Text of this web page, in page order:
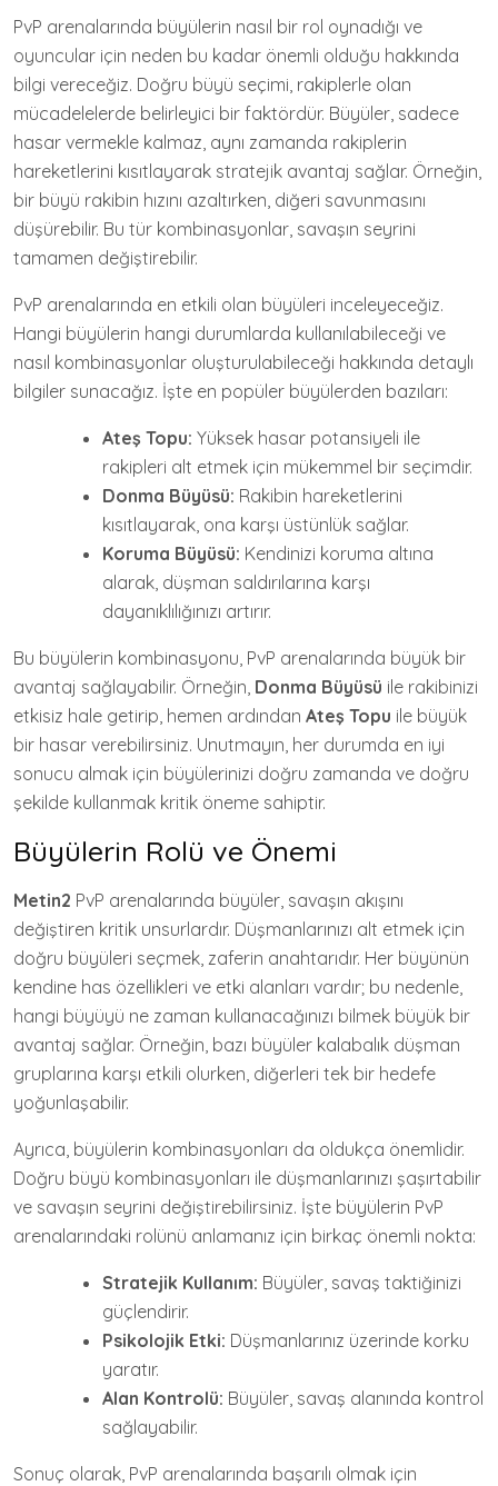
PvP arenalarında büyülerin nasıl bir rol oynadığı ve
oyuncular için neden bu kadar önemli olduğu hakkında
bilgi vereceğiz. Doğru büyü seçimi, rakiplerle olan
mücadelelerde belirleyici bir faktördür. Büyüler, sadece
hasar vermekle kalmaz, aynı zamanda rakiplerin
hareketlerini kısıtlayarak stratejik avantaj sağlar. Örneğin,
bir büyü rakibin hızını azaltırken, diğeri savunmasını
düşürebilir. Bu tür kombinasyonlar, savaşın seyrini
tamamen değiştirebilir.
PvP arenalarında en etkili olan büyüleri inceleyeceğiz.
Hangi büyülerin hangi durumlarda kullanılabileceği ve
nasıl kombinasyonlar oluşturulabileceği hakkında detaylı
bilgiler sunacağız. İşte en popüler büyülerden bazıları:
Ateş Topu: Yüksek hasar potansiyeli ile
rakipleri alt etmek için mükemmel bir seçimdir.
Donma Büyüsü: Rakibin hareketlerini
kısıtlayarak, ona karşı üstünlük sağlar.
Koruma Büyüsü: Kendinizi koruma altına
alarak, düşman saldırılarına karşı
dayanıklılığınızı artırır.
Bu büyülerin kombinasyonu, PvP arenalarında büyük bir
avantaj sağlayabilir. Örneğin, Donma Büyüsü ile rakibinizi
etkisiz hale getirip, hemen ardından Ateş Topu ile büyük
bir hasar verebilirsiniz. Unutmayın, her durumda en iyi
sonucu almak için büyülerinizi doğru zamanda ve doğru
şekilde kullanmak kritik öneme sahiptir.
Büyülerin Rolü ve Önemi
Metin2 PvP arenalarında büyüler, savaşın akışını
değiştiren kritik unsurlardır. Düşmanlarınızı alt etmek için
doğru büyüleri seçmek, zaferin anahtarıdır. Her büyünün
kendine has özellikleri ve etki alanları vardır; bu nedenle,
hangi büyüyü ne zaman kullanacağınızı bilmek büyük bir
avantaj sağlar. Örneğin, bazı büyüler kalabalık düşman
gruplarına karşı etkili olurken, diğerleri tek bir hedefe
yoğunlaşabilir.
Ayrıca, büyülerin kombinasyonları da oldukça önemlidir.
Doğru büyü kombinasyonları ile düşmanlarınızı şaşırtabilir
ve savaşın seyrini değiştirebilirsiniz. İşte büyülerin PvP
arenalarındaki rolünü anlamanız için birkaç önemli nokta:
Stratejik Kullanım: Büyüler, savaş taktiğinizi
güçlendirir.
Psikolojik Etki: Düşmanlarınız üzerinde korku
yaratır.
Alan Kontrolü: Büyüler, savaş alanında kontrol
sağlayabilir.
Sonuç olarak, PvP arenalarında başarılı olmak için